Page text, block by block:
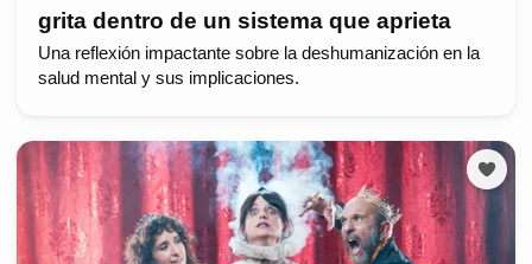
grita dentro de un sistema que aprieta
Una reflexión impactante sobre la deshumanización en la
salud mental y sus implicaciones.